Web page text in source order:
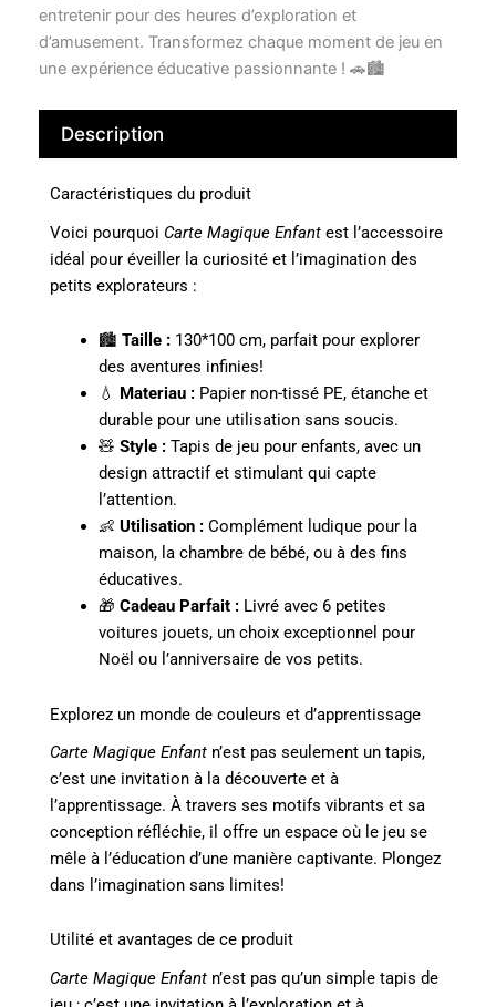
entretenir pour des heures d’exploration et
d’amusement. Transformez chaque moment de jeu en
une expérience éducative passionnante ! 🚗🏙️
Description
Caractéristiques du produit
Voici pourquoi Carte Magique Enfant est l’accessoire
idéal pour éveiller la curiosité et l’imagination des
petits explorateurs :
🏙️ Taille :130*100 cm, parfait pour explorer
des aventures infinies!
💧 Materiau :Papier non-tissé PE, étanche et
durable pour une utilisation sans soucis.
🧸 Style :Tapis de jeu pour enfants, avec un
design attractif et stimulant qui capte
l’attention.
👶 Utilisation :Complément ludique pour la
maison, la chambre de bébé, ou à des fins
éducatives.
🎁 Cadeau Parfait :Livré avec 6 petites
voitures jouets, un choix exceptionnel pour
Noël ou l’anniversaire de vos petits.
Explorez un monde de couleurs et d’apprentissage
Carte Magique Enfant n’est pas seulement un tapis,
c’est une invitation à la découverte et à
l’apprentissage. À travers ses motifs vibrants et sa
conception réfléchie, il offre un espace où le jeu se
mêle à l’éducation d’une manière captivante. Plongez
dans l’imagination sans limites!
Utilité et avantages de ce produit
Carte Magique Enfant n’est pas qu’un simple tapis de